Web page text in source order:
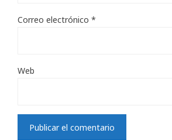
Correo electrónico *
Web